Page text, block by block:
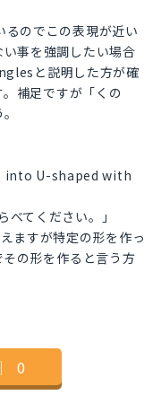
るのでこの表現が近い
事を強調したい場合
と説明した方が確
補足ですが「くの
into U-shaped with
べてください。」
ますが特定の形を作っ
の形を作ると言う方
｜ 0